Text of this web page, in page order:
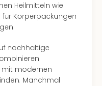
Heilmitteln wie
für Körperpackungen
nachhaltige
modernen
Manchmal